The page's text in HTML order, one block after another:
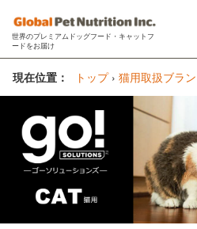
世界のプレミアムドッグフード・キャットフ
ードをお届け
now fresh(ナウフレッシュ)
GO!SOLUTIONS(ゴー)
キットキャット
現在位置： トップ› 猫用取扱ブラ